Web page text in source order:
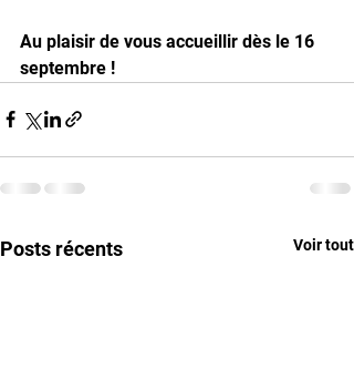
Au plaisir de vous accueillir dès le 16
septembre !
Posts récents Voir tout